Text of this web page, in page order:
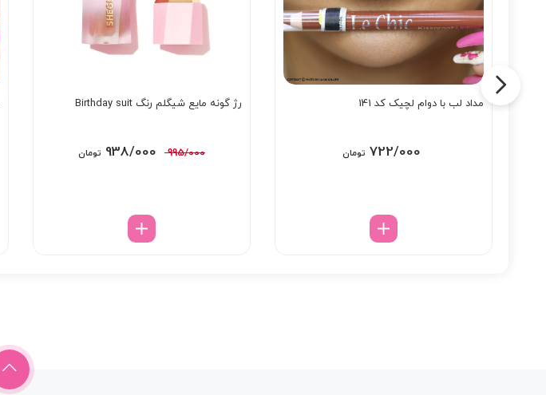
مداد لب با دوام لچیک کد 141
722/000 تومان
رژ گونه مایع شیگلم رنگ Birthday suit
995/000
قیمت
بود.
938/000 تومانقیمت